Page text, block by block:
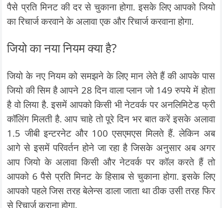
पैसे प्रति मिनट की दर से चुकाना होगा. इसके लिए आपको जियो
का रिचार्ज करवाने के अलावा एक और रिचार्ज करवाना होगा.
जियो का नया नियम क्या है?
जियो के नए नियम को समझने के लिए मान लेते हैं की आपके पास
जियो की सिम है आपने 28 दिन वाला प्लान जो 149 रुपये में होता
है वो लिया है. इसमें आपको किसी भी नेटवर्क पर अनलिमिटेड फ्री
कॉलिंग मिलती है. आप चाहे तो पूरे दिन भर बात करें इसके अलावा
1.5 जीबी इन्टरनेट और 100 एसएमएस मिलते हैं. लेकिन अब
आगे से इसमें परिवर्तन होने जा रहा है जिसके अनुसार अब अगर
आप जियो के अलावा किसी और नेटवर्क पर कॉल करते हैं तो
आपको 6 पैसे प्रति मिनट के हिसाब से चुकाना होगा. इसके लिए
आपको पहले जिस तरह बेलेन्स डाला जाता था ठीक उसी तरह फिर
से रिचार्ज कराना होगा.